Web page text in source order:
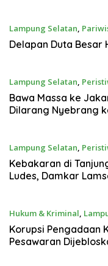
Lampung Selatan,
Delapan Duta Besar
Lampung Selatan,
Bawa Massa ke
Dilarang Nyebrang
Lampung Selatan,
Kebakaran di
Ludes, Damkar
Hukum & Kriminal,
Korupsi Pengadaan
Pesawaran